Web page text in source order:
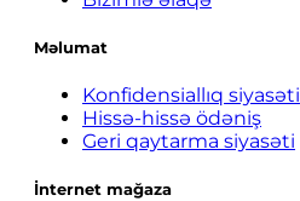
Məlumat
Konfidensiallıq siyasəti
Hissə-hissə ödəniş
Geri qaytarma siyasəti
İnternet mağaza